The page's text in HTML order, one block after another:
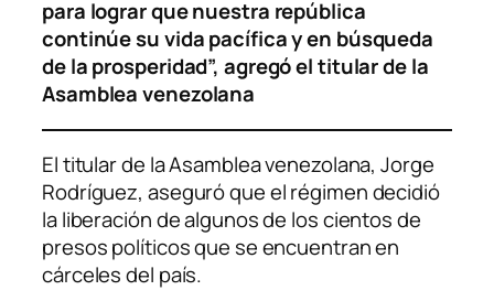
para lograr que nuestra república
continúe su vida pacífica y en búsqueda
de la prosperidad”, agregó el titular de la
Asamblea venezolana
El titular de la Asamblea venezolana, Jorge
Rodríguez, aseguró que el régimen decidió
la liberación de algunos de los cientos de
presos políticos que se encuentran en
cárceles del país.